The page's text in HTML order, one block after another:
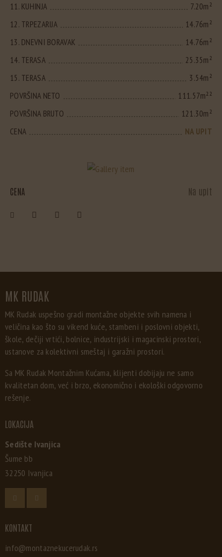
11. KUHINJA
7.20m²
12. TRPEZARIJA
14.76m²
13. DNEVNI BORAVAK
14.76m²
14. TERASA
25.35m²
15. TERASA
3.54m²
POVRŠINA NETO
111.57m²²
POVRŠINA BRUTO
121.30m²
CENA
NA UPIT
CENA Na upit
MK RUDAK
MK Rudak uspešno gradi montažne objekte svih namena i
veličina kao što su vikend kuće, stambeni i poslovni objekti,
škole, dečiji vrtići, bolnice, industrijski i magacinski prostori,
ustanove za kolektivni smeštaj i garažni prostori.
Sa MK Rudak Montažnim Kućama, klijenti dobijaju ne samo
kvalitetan dom, već i brzo, ekonomično i ekološki odgovorno
rešenje.
LOKACIJA
Sedište Ivanjica
Šume bb
32250 Ivanjica
KONTAKT
info@montaznekucerudak.rs